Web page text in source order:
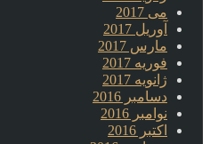
می 2017
آوریل 2017
مارس 2017
فوریه 2017
ژانویه 2017
دسامبر 2016
نوامبر 2016
اکتبر 2016